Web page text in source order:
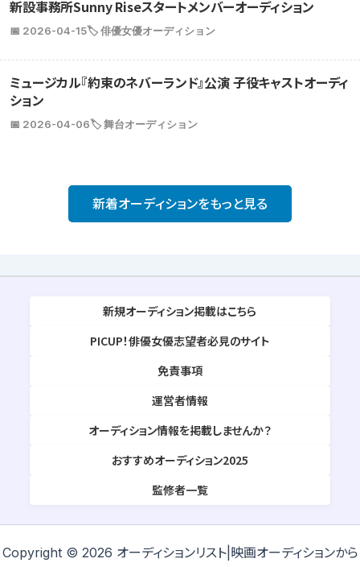
新設事務所Sunny Riseスタートメンバーオーディション
📅 2026-04-15🏷️ 俳優女優オーディション
ミュージカル『約束のネバーランド』公演 子役キャストオーディ
ション
📅 2026-04-06🏷️ 舞台オーディション
新着オーディションをもっと見る
新規オーディション掲載はこちら
PICUP！俳優女優志望者必見のサイト
免責事項
運営者情報
オーディション情報を掲載しませんか？
おすすめオーディション2025
監修者一覧
Copyright © 2026 オーディションリスト|映画オーディションから